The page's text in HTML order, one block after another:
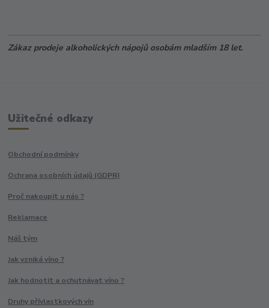
Zákaz prodeje alkoholických nápojů osobám mladším 18 let.
Užitečné odkazy
Obchodní podmínky
Ochrana osobních údajů (GDPR)
Proč nakoupit u nás ?
Reklamace
Náš tým
Jak vzniká víno ?
Jak hodnotit a ochutnávat víno ?
Druhy přívlastkových vín